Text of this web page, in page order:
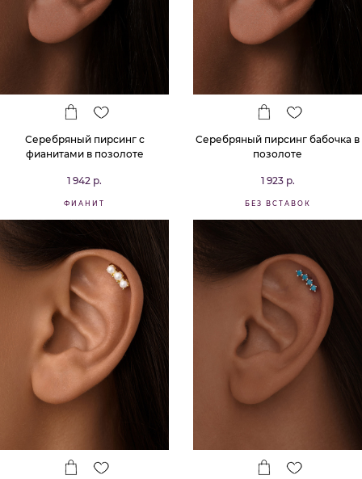
Серебряный пирсинг с
фианитами в позолоте
1 942 р.
ФИАНИТ
Серебряный пирсинг бабочка в
позолоте
1 923 р.
БЕЗ ВСТАВОК